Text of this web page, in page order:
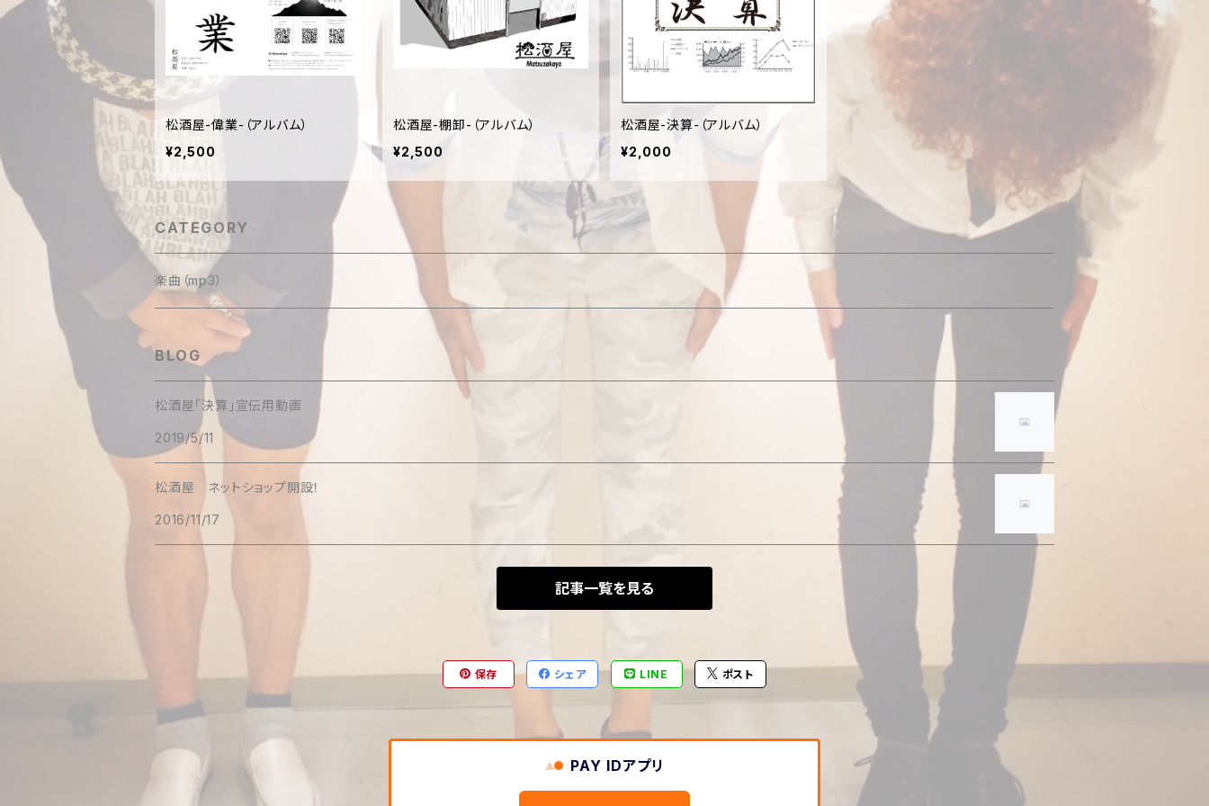
松酒屋-偉業-（アルバム）
¥2,500
松酒屋-棚卸-（アルバム）
¥2,500
松酒屋-決算-（アルバム）
¥2,000
CATEGORY
楽曲（mp3）
BLOG
松酒屋「決算」宣伝用動画
2019/5/11
松酒屋 ネットショップ開設！
2016/11/17
記事一覧を見る
保存 シェア LINE ポスト
PAY IDアプリ